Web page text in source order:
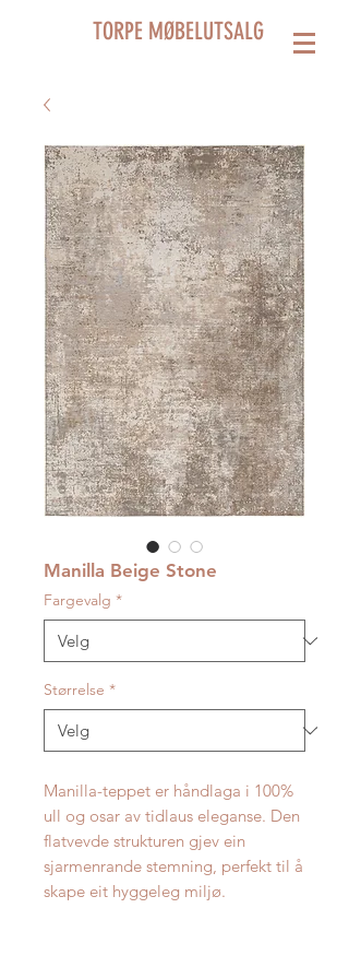
TORPE MØBELUTSALG
Manilla Beige Stone
Fargevalg *
Størrelse *
Manilla-teppet er håndlaga i 100%
ull og osar av tidlaus eleganse. Den
flatvevde strukturen gjev ein
sjarmenrande stemning, perfekt til å
skape eit hyggeleg miljø.